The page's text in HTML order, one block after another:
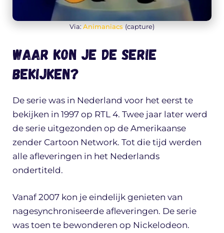
Via: Animaniacs (capture)
Waar kon je de serie
bekijken?
De serie was in Nederland voor het eerst te
bekijken in 1997 op RTL 4. Twee jaar later werd
de serie uitgezonden op de Amerikaanse
zender Cartoon Network. Tot die tijd werden
alle afleveringen in het Nederlands
ondertiteld.
Vanaf 2007 kon je eindelijk genieten van
nagesynchroniseerde afleveringen. De serie
was toen te bewonderen op Nickelodeon.